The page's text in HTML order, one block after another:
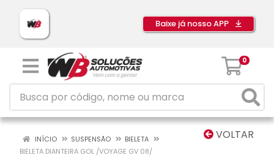
Baixe já nosso APP
0
VOLTAR
INÍCIO SUSPENSÃO
BIELETA
BIELETA DIANTEIRA GOL /VOYAGE GV 08/